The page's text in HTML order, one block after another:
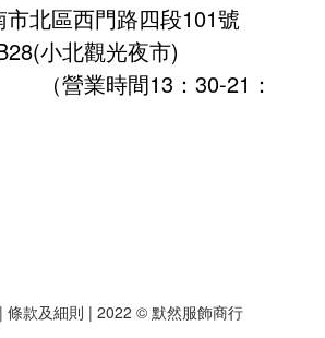
市北區西門路四段101號
(小北觀光夜市)
（營業時間13：30-21：
| 條款及細則 | 2022 © 默然服飾商行